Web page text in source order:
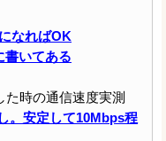
なればOK
書いてある
た時の通信速度実測
。安定して10Mbps程